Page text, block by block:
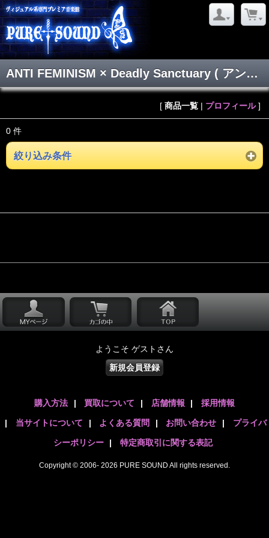
ANTI FEMINISM × Deadly Sanctuary ( アンチフェミニズムデッドリーサンクチュアリ )
[ 商品一覧 | プロフィール]
0 件
絞り込み条件
ようこそ ゲストさん
新規会員登録
購入方法 | 買取について | 店舗情報 | 採用情報
| 当サイトについて | よくある質問 | お問い合わせ | プライバ
シーポリシー | 特定商取引に関する表記
Copyright © 2006- 2026 PURE SOUND All rights reserved.